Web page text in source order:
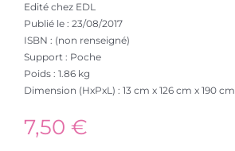
Edité chez EDL
Publié le : 23/08/2017
ISBN : (non renseigné)
Support : Poche
Poids : 1.86 kg
Dimension (HxPxL) : 13 cm x 126 cm x 190 cm
7,50 €